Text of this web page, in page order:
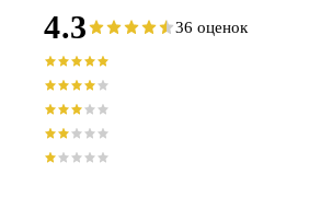
4.3 36 оценок